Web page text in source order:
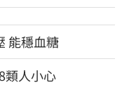
能穩血糖
類人小心